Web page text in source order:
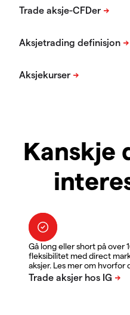
Kanskje
Gå long eller short på over
fleksibilitet med direct
aksjer. Les mer om hvorfor